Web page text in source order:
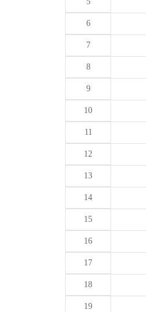
6
7
8
9
10
11
12
13
14
15
16
17
18
19